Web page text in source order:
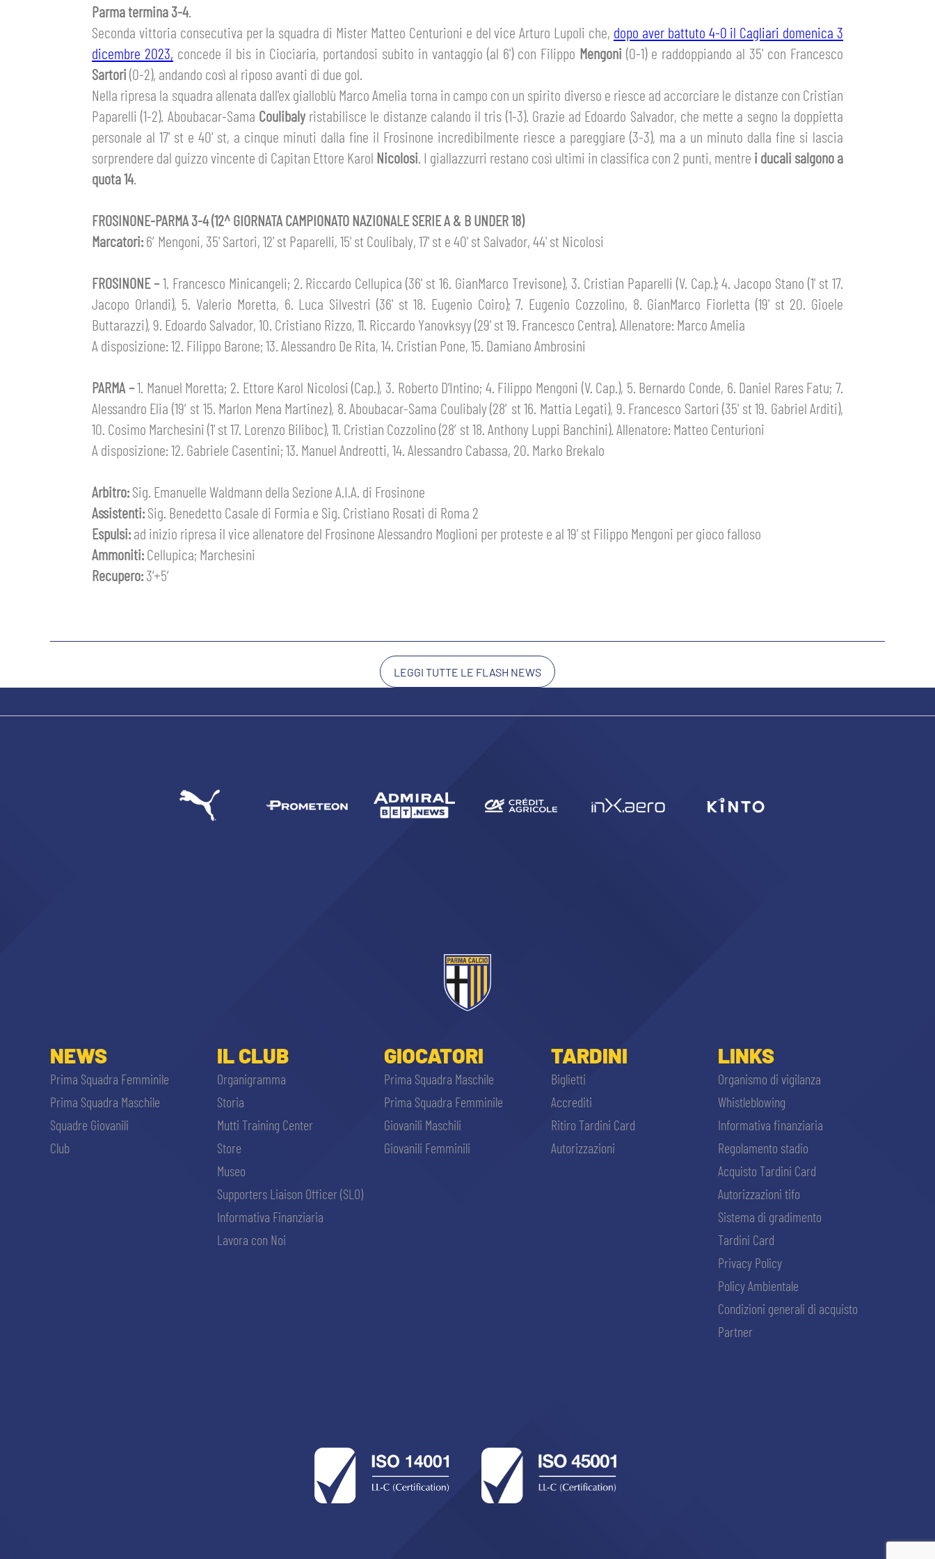
GIOVANILE MASCHILE
GIOVANILE FEMMINILE
FEMMINILE
HOSPITALITY
MUSEUM CLUB EXPERIENCE
ABBONAMENTI
INFO BIGLIETTI
TARDINI CARD
TRASFERTE
TICKET GIFT CARD
ORGANIGRAMMA
MUTTI TRAINING CENTER
STORE
MUSEO
SLO
INFORMATIVA FINANZIARIA
FLASH NEWS
STADIO TARDINI
Parma termina 3-4
Seconda vittoria consecutiva per la squadra di Mister Matteo Centurioni e del vice Arturo Lupoli che, dopo aver battuto 4-0 il Cagliari domenica 3
dicembre 2023, concede il bis in Ciociaria, portandosi subito in vantaggio (al 6') con Filippo Mengoni (0-1) e raddoppiando al 35' con Francesco
Sartori(0-2), andando così al riposo avanti di due gol.
Nella ripresa la squadra allenata dall'ex gialloblù Marco Amelia torna in campo con un spirito diverso e riesce ad accorciare le distanze con Cristian
Paparelli (1-2). Aboubacar-Sama Coulibaly ristabilisce le distanze calando il tris (1-3). Grazie ad Edoardo Salvador, che mette a segno la doppietta
personale al 17' st e 40' st, a cinque minuti dalla fine il Frosinone incredibilmente riesce a pareggiare (3-3), ma a un minuto dalla fine si lascia
sorprendere dal guizzo vincente di Capitan Ettore Karol Nicolosi . I giallazzurri restano così ultimi in classifica con 2 punti, mentre i ducali salgono a
quota 14
FROSINONE-PARMA 3-4 (12^ GIORNATA CAMPIONATO NAZIONALE SERIE A & B UNDER 18)
Marcatori:6′ Mengoni, 35' Sartori, 12' st Paparelli, 15' st Coulibaly, 17' st e 40' st Salvador, 44' st Nicolosi
FROSINONE –1. Francesco Minicangeli; 2. Riccardo Cellupica (36' st 16. GianMarco Trevisone), 3. Cristian Paparelli (V. Cap.); 4. Jacopo Stano (1' st 17.
Jacopo Orlandi), 5. Valerio Moretta, 6. Luca Silvestri (36' st 18. Eugenio Coiro); 7. Eugenio Cozzolino, 8. GianMarco Fiorletta (19' st 20. Gioele
Buttarazzi), 9. Edoardo Salvador, 10. Cristiano Rizzo, 11. Riccardo Yanovksyy (29' st 19. Francesco Centra). Allenatore: Marco Amelia
A disposizione: 12. Filippo Barone; 13. Alessandro De Rita, 14. Cristian Pone, 15. Damiano Ambrosini
PARMA –1. Manuel Moretta; 2. Ettore Karol Nicolosi (Cap.), 3. Roberto D’Intino; 4. Filippo Mengoni (V. Cap.), 5. Bernardo Conde, 6. Daniel Rares Fatu; 7.
Alessandro Elia (19′ st 15. Marlon Mena Martinez), 8. Aboubacar-Sama Coulibaly (28′ st 16. Mattia Legati), 9. Francesco Sartori (35' st 19. Gabriel Arditi),
10. Cosimo Marchesini (1' st 17. Lorenzo Biliboc), 11. Cristian Cozzolino (28′ st 18. Anthony Luppi Banchini). Allenatore: Matteo Centurioni
A disposizione: 12. Gabriele Casentini; 13. Manuel Andreotti, 14. Alessandro Cabassa, 20. Marko Brekalo
Arbitro:Sig. Emanuelle Waldmann della Sezione A.I.A. di Frosinone
Assistenti:Sig. Benedetto Casale di Formia e Sig. Cristiano Rosati di Roma 2
Espulsi:ad inizio ripresa il vice allenatore del Frosinone Alessandro Moglioni per proteste e al 19' st Filippo Mengoni per gioco falloso
Ammoniti:Cellupica; Marchesini
Recupero:3’+5′
LEGGI TUTTE LE FLASH NEWS
NEWS
Prima Squadra Femminile
Prima Squadra Maschile
Squadre Giovanili
Club
IL CLUB
Organigramma
Storia
Mutti Training Center
Store
Museo
Supporters Liaison Officer (SLO)
Informativa Finanziaria
Lavora con Noi
GIOCATORI
Prima Squadra Maschile
Prima Squadra Femminile
Giovanili Maschili
Giovanili Femminili
TARDINI
Biglietti
Accrediti
Ritiro Tardini Card
Autorizzazioni
LINKS
Organismo di vigilanza
Whistleblowing
Informativa finanziaria
Regolamento stadio
Acquisto Tardini Card
Autorizzazioni tifo
Sistema di gradimento
Tardini Card
Privacy Policy
Policy Ambientale
Condizioni generali di acquisto
Partner
sempre abilitati